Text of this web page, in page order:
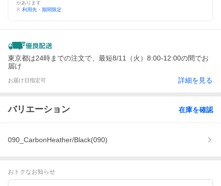
があります
※ 利用先・期間限定
東京都は24時までの注文で、最短8/11（火）8:00-12:00の間でお
届け
お届け日指定可 詳細を見る
バリエーション 在庫を確認
090_CarbonHeather/Black(090)
おトクなお知らせ